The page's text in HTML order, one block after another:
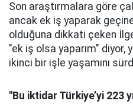
Son araştırmalara göre
ancak ek iş yaparak
olduğuna dikkati çeken
"ek iş olsa yaparım" diyor,
ikinci bir işle yaşamını
"Bu iktidar Türkiye’yi 223